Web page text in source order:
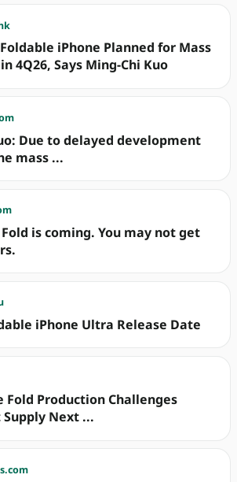
iPhone Planned for Mass
4Q26, Says Ming-Chi Kuo
Due to delayed development
mass ...
is coming. You may not get
iPhone Ultra Release Date
Fold Production Challenges
Next ...